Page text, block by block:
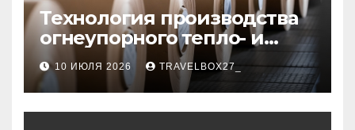
Технология производства
огнеупорного тепло- и
звукоизоляционного
картона из
муллитокремнеземистого
волокна
10 ИЮЛЯ 2026 TRAVELBOX27_